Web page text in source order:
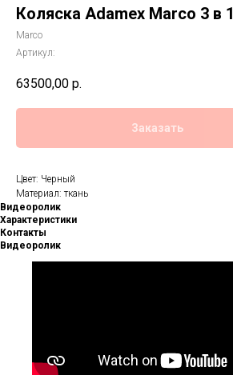
Коляска Adamex Marco 3 в 1
Marco
Артикул:
63500,00 р.
Заказать
Цвет: Черный
Материал: ткань
Видеоролик
Характеристики
Контакты
Видеоролик